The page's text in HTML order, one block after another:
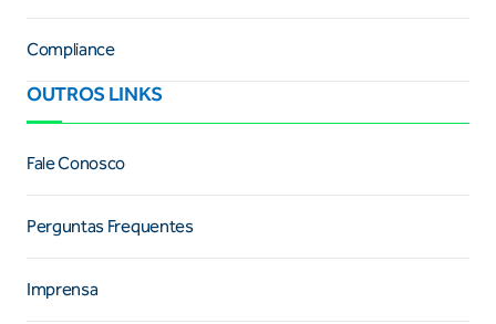
Compliance
OUTROS LINKS
Fale Conosco
Perguntas Frequentes
Imprensa